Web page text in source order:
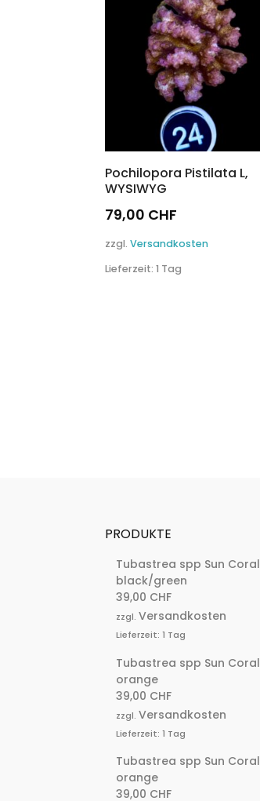
Pochilopora Pistilata L,
WYSIWYG
79,00 CHF
zzgl.Versandkosten
Lieferzeit:1 Tag
PRODUKTE
Tubastrea spp Sun Coral
black/green
39,00 CHF
zzgl.Versandkosten
Lieferzeit:1 Tag
Tubastrea spp Sun Coral
orange
39,00 CHF
zzgl.Versandkosten
Lieferzeit:1 Tag
Tubastrea spp Sun Coral
orange
39,00 CHF